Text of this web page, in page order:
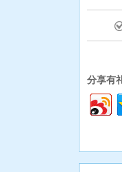
分享有